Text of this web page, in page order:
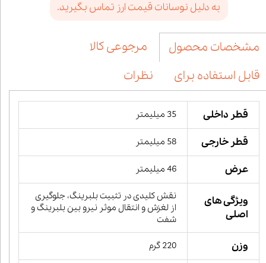
به دلیل نوسانات قیمت ارز تماس بگیرید.
مشخصات محصول
مرجوعی کالا
قابل استفاده برای
نظرات
قطر داخلی 35 میلیمتر
قطر خارجی 58 میلیمتر
عرض 46 میلیمتر
ویژگی های
اصلی
نقش کلیدی در تثبیت بلبرینگ، جلوگیری
از لغزش و انتقال موثر نیرو بین بلبرینگ و
شفت
وزن 220 گرم